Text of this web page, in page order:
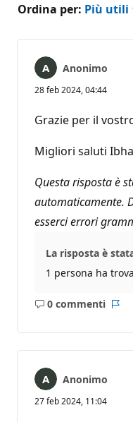
Ordina per: Più utili
Anonimo
28 feb 2024, 04:44
Grazie per il
Migliori saluti
Questa risposta è
automaticamente.
esserci errori
La risposta è
1 persona ha
0 commenti
Nessun
Anonimo
27 feb 2024, 11:04